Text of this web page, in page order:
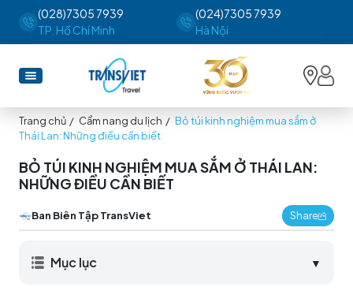
(028)7305 7939
TP. Hồ Chí Minh
(024)7305 7939
Hà Nội
Trang chủ / Cẩm nang du lịch / Bỏ túi kinh nghiệm mua sắm ở
Thái Lan: Những điều cần biết
BỎ TÚI KINH NGHIỆM MUA SẮM Ở THÁI LAN:
NHỮNG ĐIỀU CẦN BIẾT
Ban Biên Tập TransViet Share
Mục lục ▼